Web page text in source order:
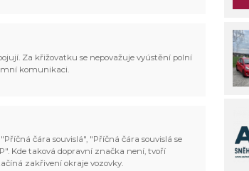
Za křižovatku se nepovažuje vyústění polní
komunikaci.
čára souvislá", "Příčná čára souvislá se
Kde taková dopravní značka není, tvoří
zakřivení okraje vozovky.